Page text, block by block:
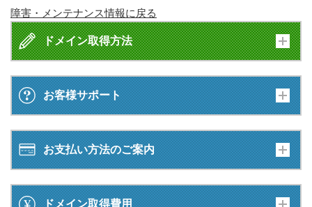
障害・メンテナンス情報に戻る
ドメイン取得方法
お客様サポート
お支払い方法のご案内
ドメイン取得費用